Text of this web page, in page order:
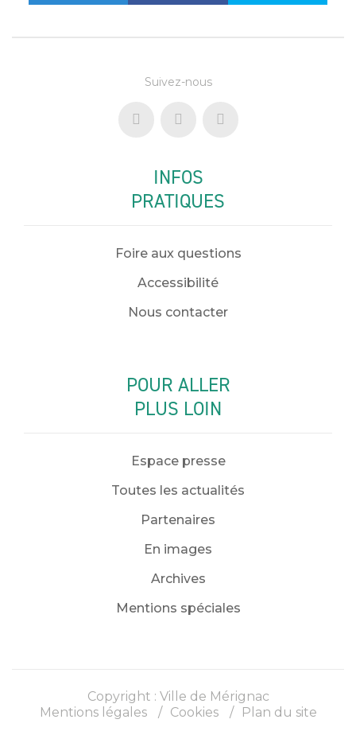
Suivez-nous
INFOS
PRATIQUES
Foire aux questions
Accessibilité
Nous contacter
POUR ALLER
PLUS LOIN
Espace presse
Toutes les actualités
Partenaires
En images
Archives
Mentions spéciales
Copyright : Ville de Mérignac
Mentions légales
Cookies Plan du site